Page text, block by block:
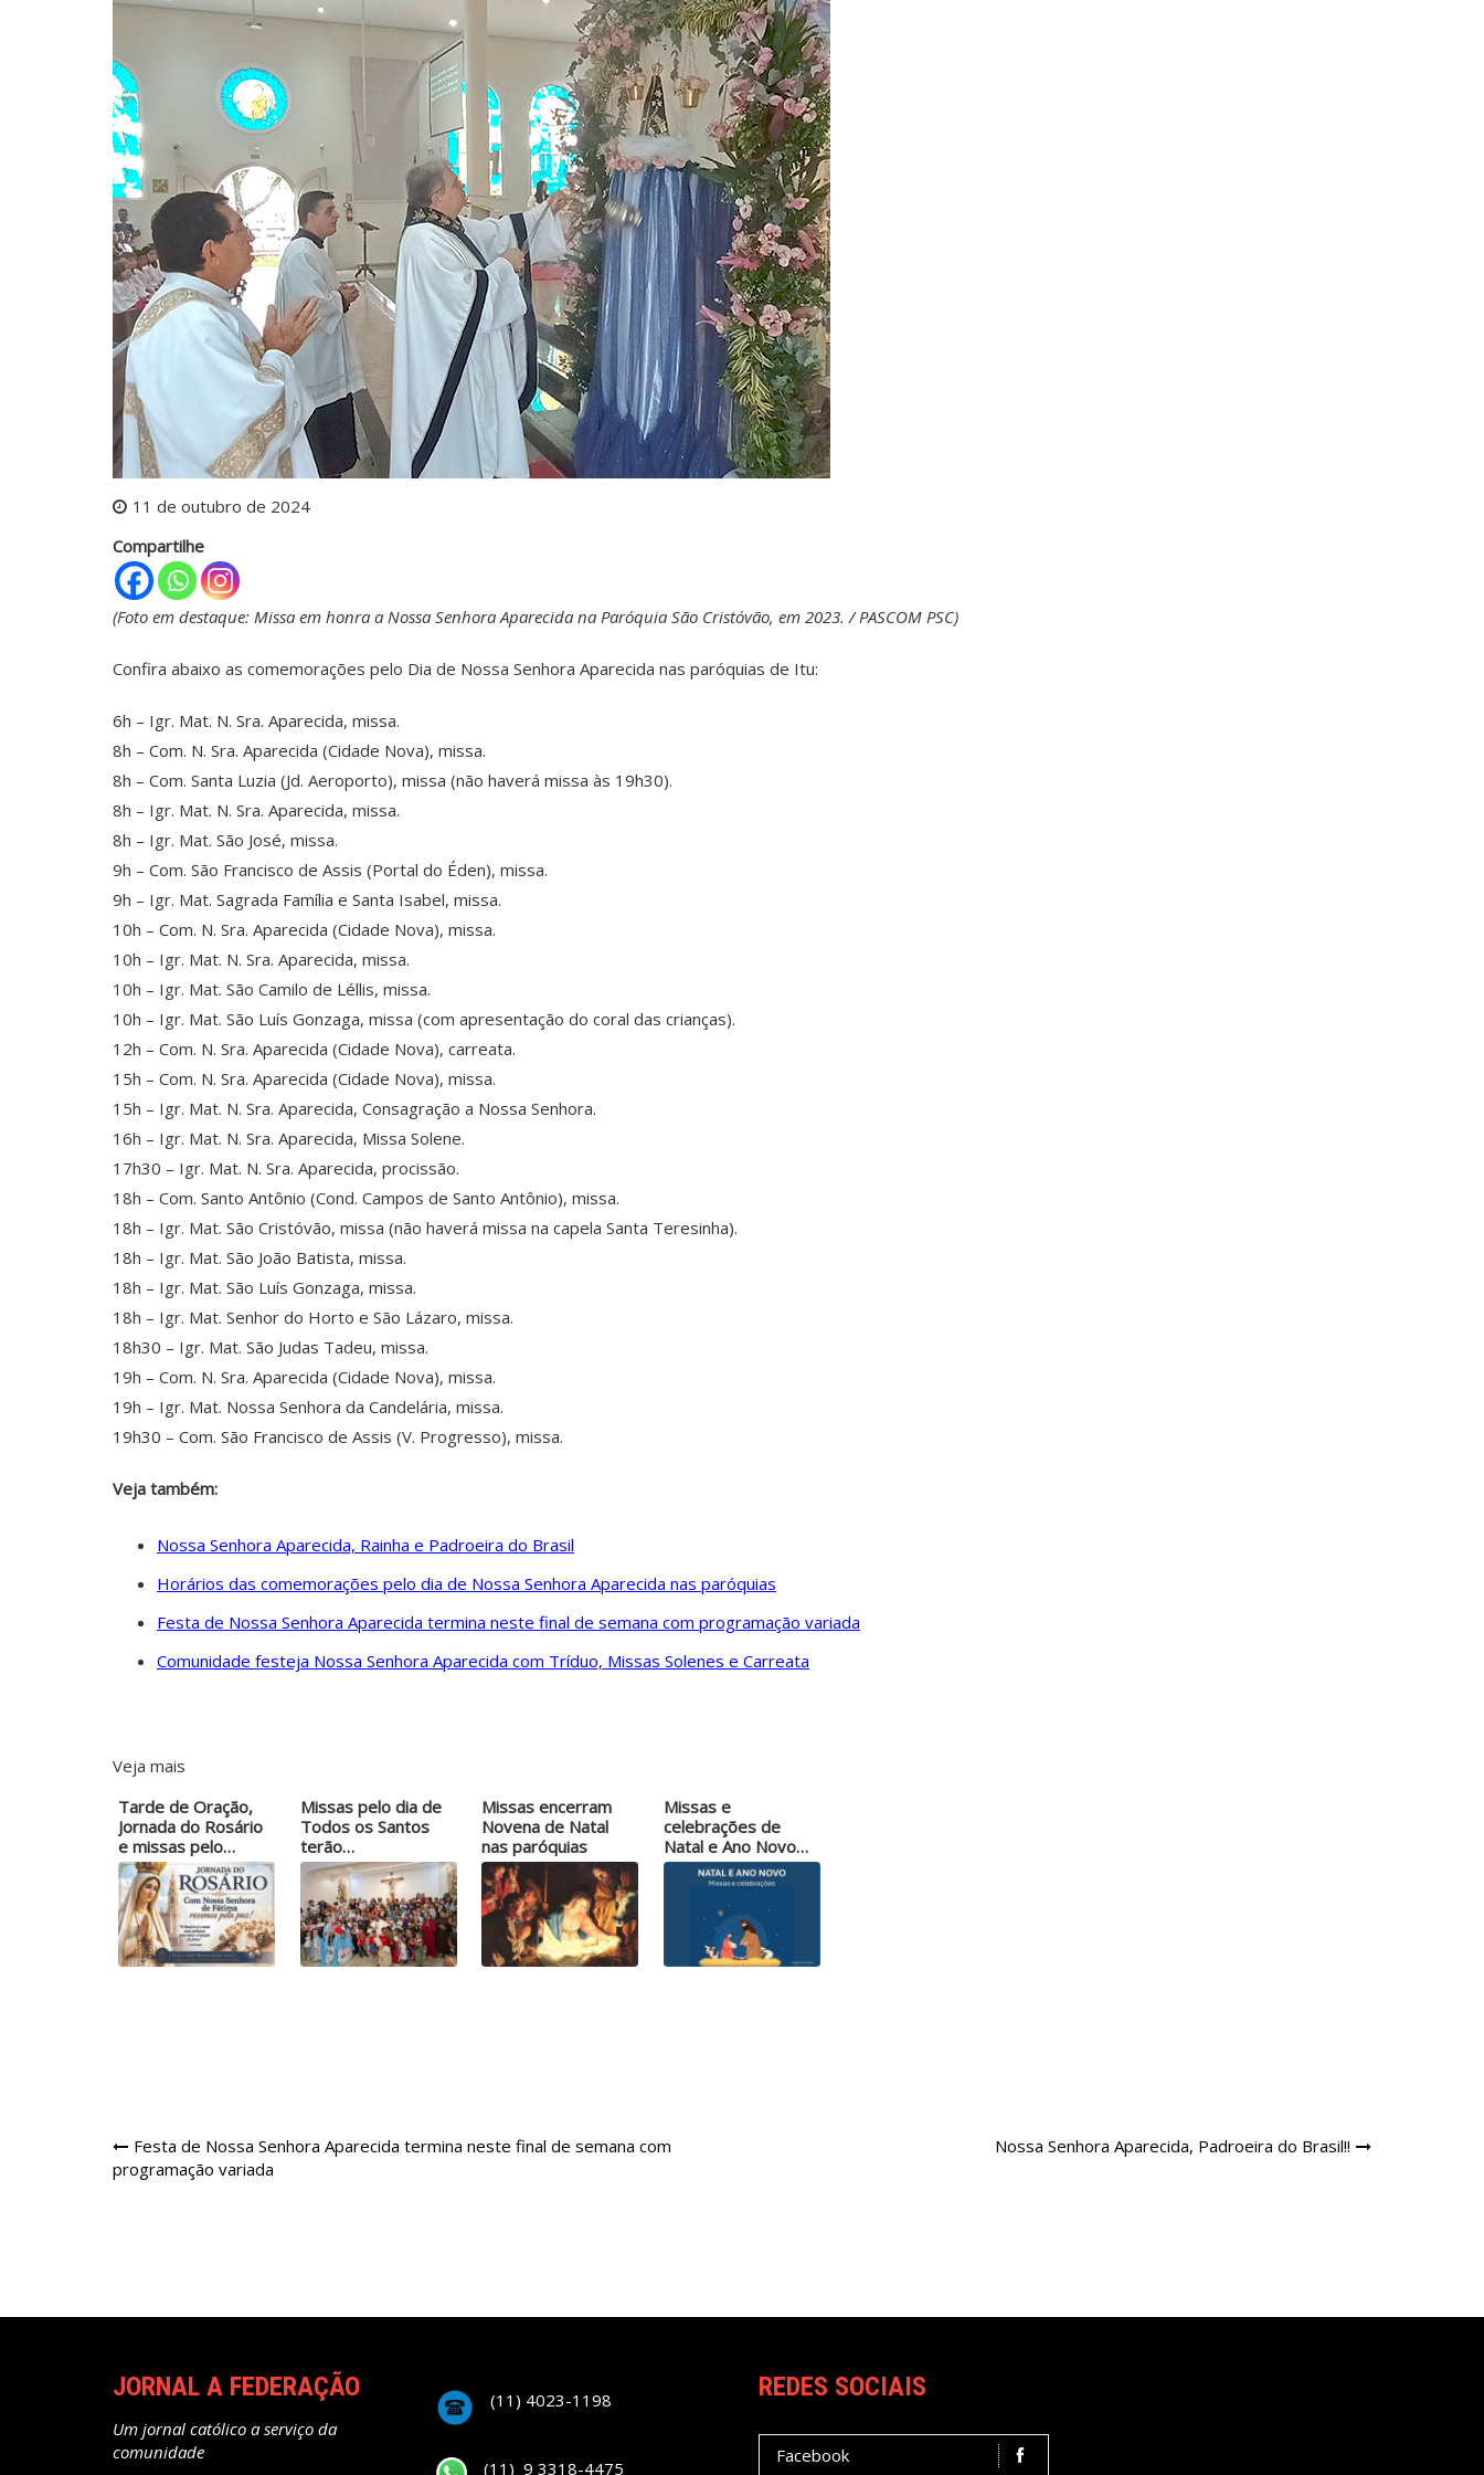
11 de outubro de 2024
Compartilhe
(Foto em destaque: Missa em honra a Nossa Senhora Aparecida na Paróquia São Cristóvão, em 2023. / PASCOM PSC)
Confira abaixo as comemorações pelo Dia de Nossa Senhora Aparecida nas paróquias de Itu:
6h – Igr. Mat. N. Sra. Aparecida, missa.
8h – Com. N. Sra. Aparecida (Cidade Nova), missa.
8h – Com. Santa Luzia (Jd. Aeroporto), missa (não haverá missa às 19h30).
8h – Igr. Mat. N. Sra. Aparecida, missa.
8h – Igr. Mat. São José, missa.
9h – Com. São Francisco de Assis (Portal do Éden), missa.
9h – Igr. Mat. Sagrada Família e Santa Isabel, missa.
10h – Com. N. Sra. Aparecida (Cidade Nova), missa.
10h – Igr. Mat. N. Sra. Aparecida, missa.
10h – Igr. Mat. São Camilo de Léllis, missa.
10h – Igr. Mat. São Luís Gonzaga, missa (com apresentação do coral das crianças).
12h – Com. N. Sra. Aparecida (Cidade Nova), carreata.
15h – Com. N. Sra. Aparecida (Cidade Nova), missa.
15h – Igr. Mat. N. Sra. Aparecida, Consagração a Nossa Senhora.
16h – Igr. Mat. N. Sra. Aparecida, Missa Solene.
17h30 – Igr. Mat. N. Sra. Aparecida, procissão.
18h – Com. Santo Antônio (Cond. Campos de Santo Antônio), missa.
18h – Igr. Mat. São Cristóvão, missa (não haverá missa na capela Santa Teresinha).
18h – Igr. Mat. São João Batista, missa.
18h – Igr. Mat. São Luís Gonzaga, missa.
18h – Igr. Mat. Senhor do Horto e São Lázaro, missa.
18h30 – Igr. Mat. São Judas Tadeu, missa.
19h – Com. N. Sra. Aparecida (Cidade Nova), missa.
19h – Igr. Mat. Nossa Senhora da Candelária, missa.
19h30 – Com. São Francisco de Assis (V. Progresso), missa.
Veja também:
Nossa Senhora Aparecida, Rainha e Padroeira do Brasil
Horários das comemorações pelo dia de Nossa Senhora Aparecida nas paróquias
Festa de Nossa Senhora Aparecida termina neste final de semana com programação variada
Comunidade festeja Nossa Senhora Aparecida com Tríduo, Missas Solenes e Carreata
Veja mais
Tarde de Oração,
Jornada do Rosário
e missas pelo…
Missas pelo dia de
Todos os Santos
terão…
Missas encerram
Novena de Natal
nas paróquias
Missas e
celebrações de
Natal e Ano Novo
nas…
Navegação
de
Festa de Nossa Senhora Aparecida termina neste final de semana com
programação variada
Nossa Senhora Aparecida, Padroeira do Brasil!!
JORNAL A FEDERAÇÃO
Um jornal católico a serviço da
comunidade
(11) 4023-1198
(11) 9 3318-4475
REDES SOCIAIS
Facebook